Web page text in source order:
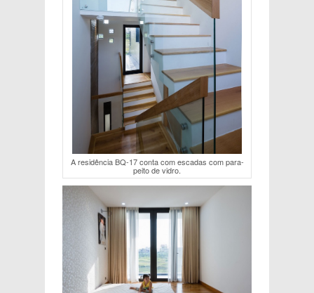
A residência BQ-17 conta com escadas com para-
peito de vidro.